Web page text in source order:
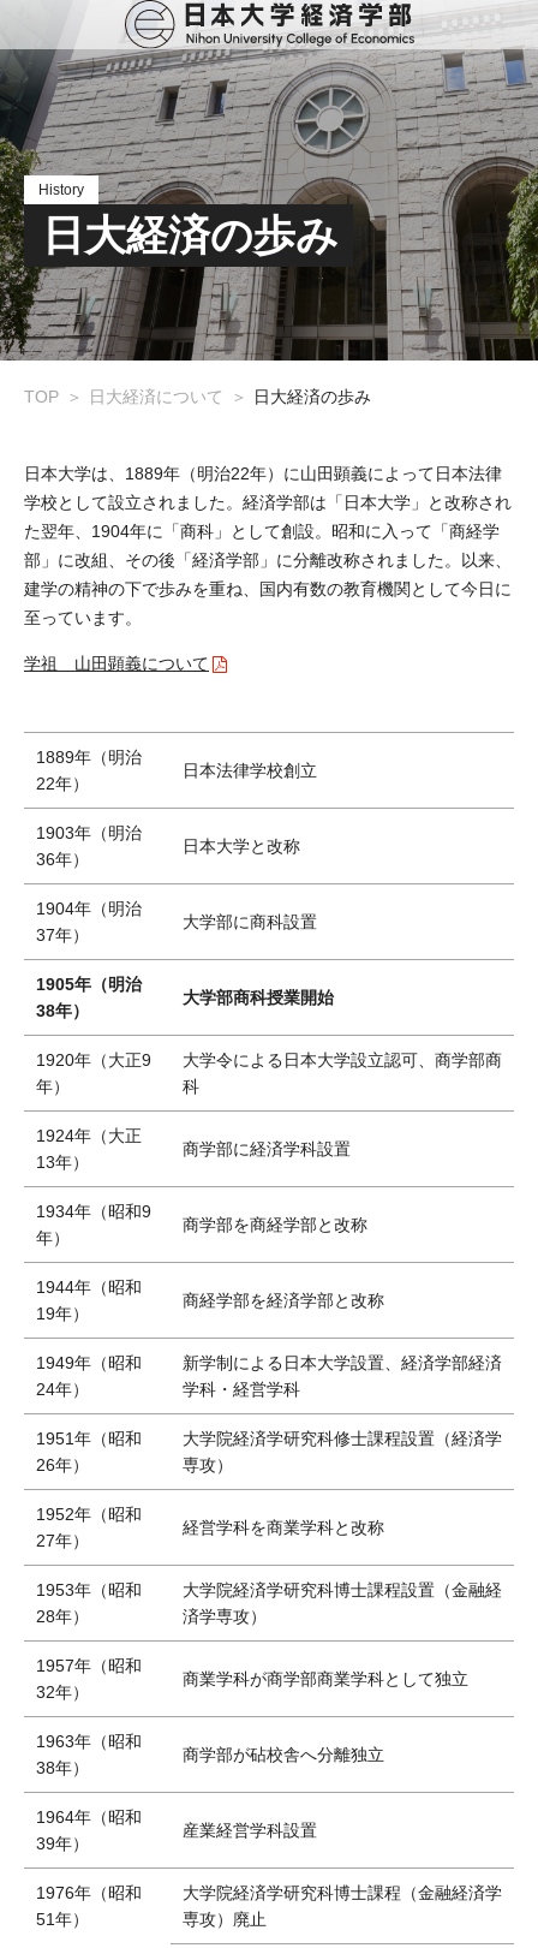
History
日大経済の歩み
TOP 日大経済について 日大経済の歩み
日本大学は、1889年（明治22年）に山田顕義によって日本法律
学校として設立されました。経済学部は「日本大学」と改称され
た翌年、1904年に「商科」として創設。昭和に入って「商経学
部」に改組、その後「経済学部」に分離改称されました。以来、
建学の精神の下で歩みを重ね、国内有数の教育機関として今日に
至っています。
学祖 山田顕義について
1889年（明治
22年）
日本法律学校創立
1903年（明治
36年）
日本大学と改称
1904年（明治
37年）
大学部に商科設置
1905年（明治
38年）
大学部商科授業開始
1920年（大正9
年）
大学令による日本大学設立認可、商学部商
科
1924年（大正
13年）
商学部に経済学科設置
1934年（昭和9
年）
商学部を商経学部と改称
1944年（昭和
19年）
商経学部を経済学部と改称
1949年（昭和
24年）
新学制による日本大学設置、経済学部経済
学科・経営学科
1951年（昭和
26年）
大学院経済学研究科修士課程設置（経済学
専攻）
1952年（昭和
27年）
経営学科を商業学科と改称
1953年（昭和
28年）
大学院経済学研究科博士課程設置（金融経
済学専攻）
1957年（昭和
32年）
商業学科が商学部商業学科として独立
1963年（昭和
38年）
商学部が砧校舎へ分離独立
1964年（昭和
39年）
産業経営学科設置
1976年（昭和
51年）
大学院経済学研究科博士課程（金融経済学
専攻）廃止